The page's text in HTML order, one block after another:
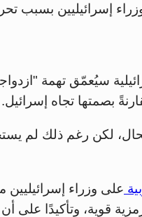
إسرائيليين بسبب
سيُعمّق تهمة
بصمتها تجاه إسرائيل.
لكن رغم ذلك لم
على وزراء
قوية، وتأكيدًا على